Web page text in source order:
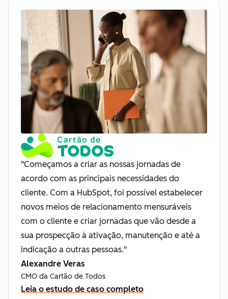
"Começamos a criar as nossas jornadas de
acordo com as principais necessidades do
cliente. Com a HubSpot, foi possível estabelecer
novos meios de relacionamento mensuráveis
com o cliente e criar jornadas que vão desde a
sua prospecção à ativação, manutenção e até a
indicação a outras pessoas."
Alexandre Veras
CMO da Cartão de Todos
Leia o estudo de caso completo